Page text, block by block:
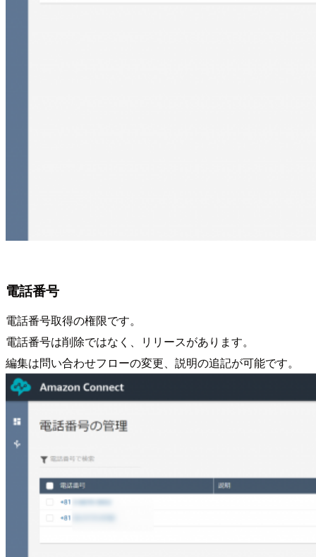
電話番号
電話番号取得の権限です。
電話番号は削除ではなく、リリースがあります。
編集は問い合わせフローの変更、説明の追記が可能です。